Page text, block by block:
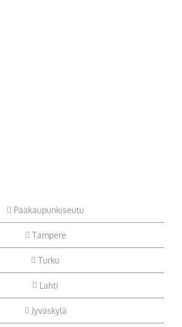
Pääkaupunkiseutu
Tampere
Turku
Lahti
Jyväskylä